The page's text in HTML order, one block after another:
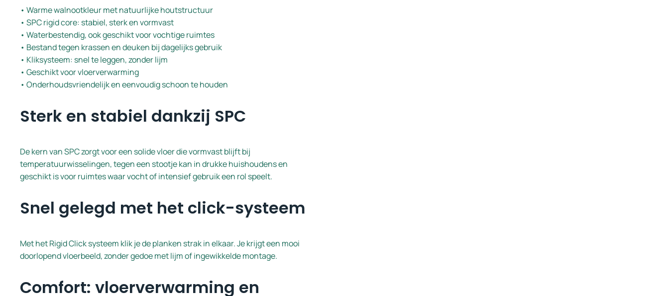
• Warme walnootkleur met natuurlijke houtstructuur
• SPC rigid core: stabiel, sterk en vormvast
• Waterbestendig, ook geschikt voor vochtige ruimtes
• Bestand tegen krassen en deuken bij dagelijks gebruik
• Kliksysteem: snel te leggen, zonder lijm
• Geschikt voor vloerverwarming
• Onderhoudsvriendelijk en eenvoudig schoon te houden
Sterk en stabiel dankzij SPC
De kern van SPC zorgt voor een solide vloer die vormvast blijft bij
temperatuurwisselingen, tegen een stootje kan in drukke huishoudens en
geschikt is voor ruimtes waar vocht of intensief gebruik een rol speelt.
Snel gelegd met het click-systeem
Met het Rigid Click systeem klik je de planken strak in elkaar. Je krijgt een mooi
doorlopend vloerbeeld, zonder gedoe met lijm of ingewikkelde montage.
Comfort: vloerverwarming en